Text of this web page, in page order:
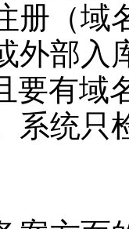
册（域
外部入
要有域
系统只